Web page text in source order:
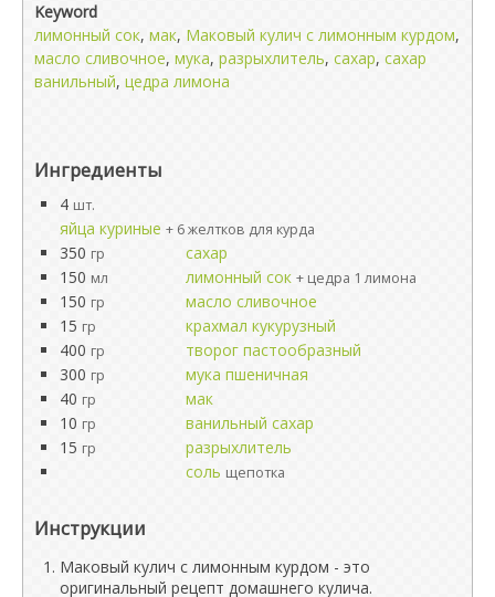
Keyword
лимонный сок, мак, Маковый кулич с лимонным курдом,
масло сливочное, мука, разрыхлитель, сахар, сахар
ванильный, цедра лимона
Ингредиенты
4 шт.
яйца куриные + 6 желтков для курда
350 гр
сахар
150 мл лимонный сок + цедра 1 лимона
150 гр
масло сливочное
15 гр
крахмал кукурузный
400 гр
творог пастообразный
300 гр
мука пшеничная
40 гр
мак
10 гр
ванильный сахар
15 гр
разрыхлитель
соль щепотка
Инструкции
Маковый кулич с лимонным курдом - это
оригинальный рецепт домашнего кулича.